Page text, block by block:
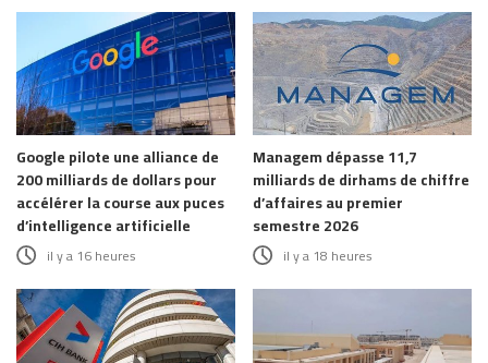
Google pilote une alliance de
200 milliards de dollars pour
accélérer la course aux puces
d’intelligence artificielle
il y a 16 heures
Managem dépasse 11,7
milliards de dirhams de chiffre
d’affaires au premier
semestre 2026
il y a 18 heures